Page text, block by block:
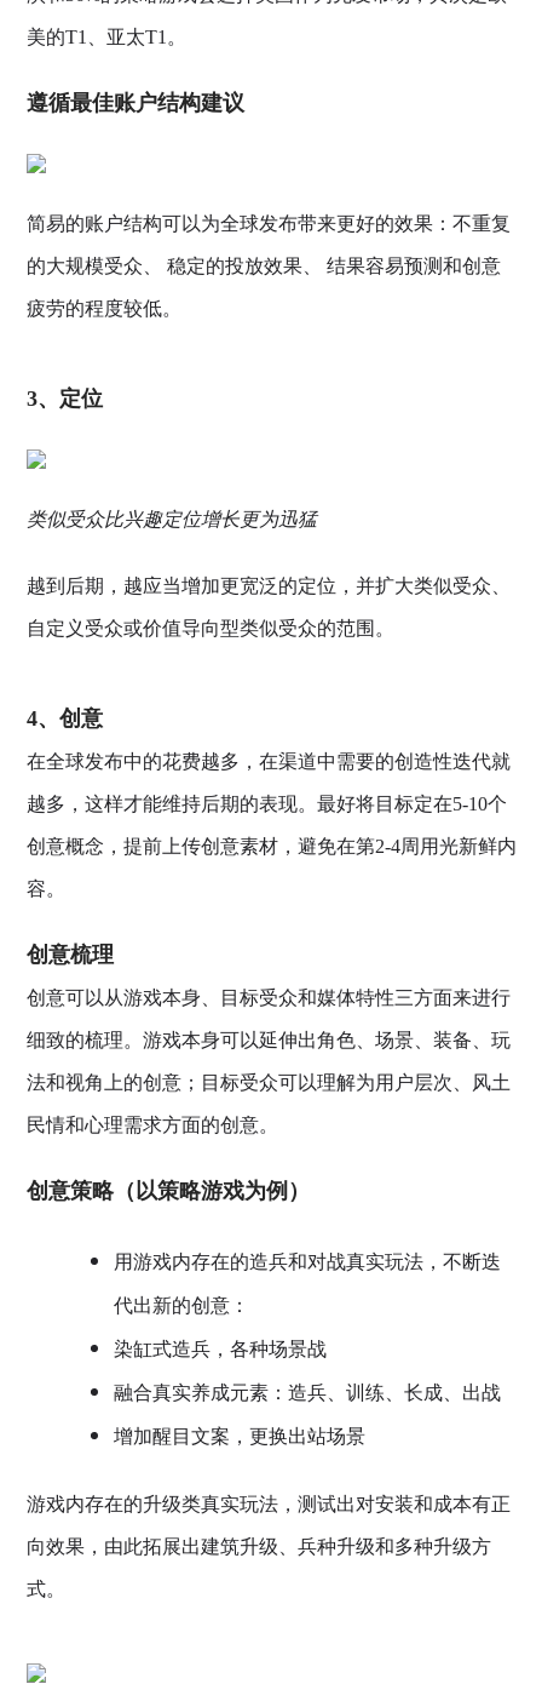
美的T1、亚太T1。
遵循最佳账户结构建议
简易的账户结构可以为全球发布带来更好的效果：不重复
的大规模受众、 稳定的投放效果、 结果容易预测和创意
疲劳的程度较低。
3、定位
类似受众比兴趣定位增长更为迅猛
越到后期，越应当增加更宽泛的定位，并扩大类似受众、
自定义受众或价值导向型类似受众的范围。
4、创意
在全球发布中的花费越多，在渠道中需要的创造性迭代就
越多，这样才能维持后期的表现。最好将目标定在5-10个
创意概念，提前上传创意素材，避免在第2-4周用光新鲜内
容。
创意梳理
创意可以从游戏本身、目标受众和媒体特性三方面来进行
细致的梳理。游戏本身可以延伸出角色、场景、装备、玩
法和视角上的创意；目标受众可以理解为用户层次、风土
民情和心理需求方面的创意。
创意策略（以策略游戏为例）
用游戏内存在的造兵和对战真实玩法，不断迭
代出新的创意：
染缸式造兵，各种场景战
融合真实养成元素：造兵、训练、长成、出战
增加醒目文案，更换出站场景
游戏内存在的升级类真实玩法，测试出对安装和成本有正
向效果，由此拓展出建筑升级、兵种升级和多种升级方
式。